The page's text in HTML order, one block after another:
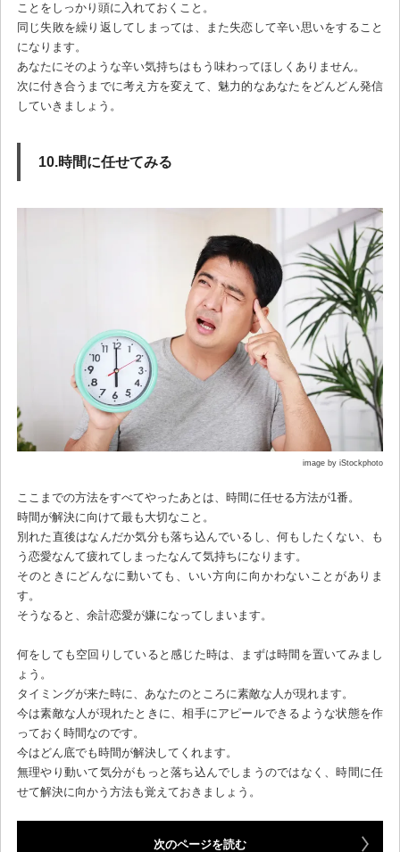
ことをしっかり頭に入れておくこと。
同じ失敗を繰り返してしまっては、また失恋して辛い思いをすること
になります。
あなたにそのような辛い気持ちはもう味わってほしくありません。
次に付き合うまでに考え方を変えて、魅力的なあなたをどんどん発信
していきましょう。
10.時間に任せてみる
image by iStockphoto
ここまでの方法をすべてやったあとは、時間に任せる方法が1番。
時間が解決に向けて最も大切なこと。
別れた直後はなんだか気分も落ち込んでいるし、何もしたくない、も
う恋愛なんて疲れてしまったなんて気持ちになります。
そのときにどんなに動いても、いい方向に向かわないことがありま
す。
そうなると、余計恋愛が嫌になってしまいます。
何をしても空回りしていると感じた時は、まずは時間を置いてみまし
ょう。
タイミングが来た時に、あなたのところに素敵な人が現れます。
今は素敵な人が現れたときに、相手にアピールできるような状態を作
っておく時間なのです。
今はどん底でも時間が解決してくれます。
無理やり動いて気分がもっと落ち込んでしまうのではなく、時間に任
せて解決に向かう方法も覚えておきましょう。
次のページを読む